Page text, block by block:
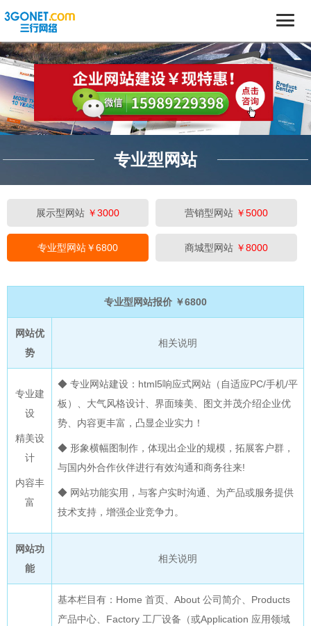
专业型网站
展示型网站 ￥3000 营销型网站 ￥5000
专业型网站￥6800 商城型网站 ￥8000
专业型网站报价 ￥6800
网站优
势
相关说明
专业建
设
精美设
计
内容丰
富
◆ 专业网站建设：html5响应式网站（自适应PC/手机/平
板）、大气风格设计、界面臻美、图文并茂介绍企业优
势、内容更丰富，凸显企业实力！
◆ 形象横幅图制作，体现出企业的规模，拓展客户群，
与国内外合作伙伴进行有效沟通和商务往来!
◆ 网站功能实用，与客户实时沟通、为产品或服务提供
技术支持，增强企业竞争力。
网站功
能
相关说明
基本栏目有：Home 首页、About 公司简介、Products
产品中心、Factory 工厂设备（或Application 应用领域